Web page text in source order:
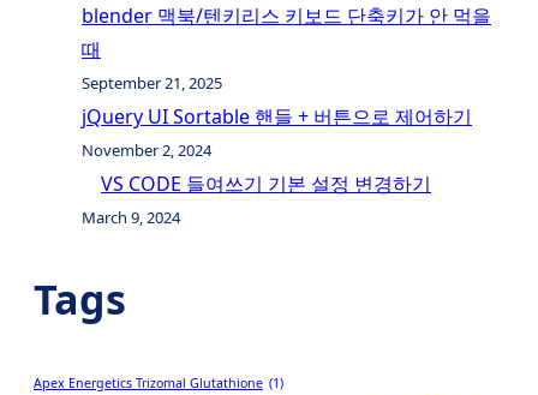
blender 맥북/텐키리스 키보드 단축키가 안 먹을
때
September 21, 2025
jQuery UI Sortable 핸들 + 버튼으로 제어하기
November 2, 2024
VS CODE 들여쓰기 기본 설정 변경하기
March 9, 2024
Tags
Apex Energetics Trizomal Glutathione (1)